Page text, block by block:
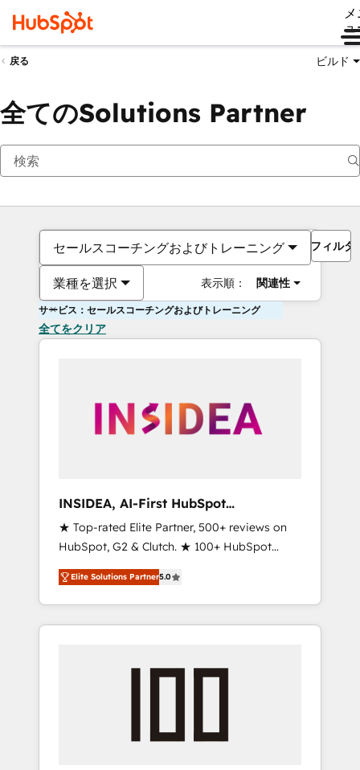
ュ
戻る ビルド
全てのSolutions Partner
セールスコーチングおよびトレーニング
業種を選択 表示順： 関連性
フィルタ
サービス：セールスコーチングおよびトレーニング
全てをクリア
INSIDEA, AI-First HubSpot
Onboarding & RevOps
★ Top-rated Elite Partner, 500+ reviews on
HubSpot, G2 & Clutch. ★ 100+ HubSpot
Certified Experts & Trainers across the team
★ 1,500+ implementations across five
continents ★ AI-First, RevOps-led,
Onboarding obsessed ★ Company of the
engine. We onboard your team, migrate your
Elite Solutions Partner5.0